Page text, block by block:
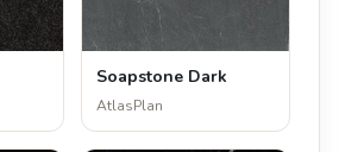
Soapstone Dark
AtlasPlan